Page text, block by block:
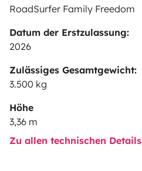
RoadSurfer Family Freedom
Datum der Erstzulassung:
2026
Zulässiges Gesamtgewicht:
3.500 kg
Höhe
3,36 m
Zu allen technischen Details